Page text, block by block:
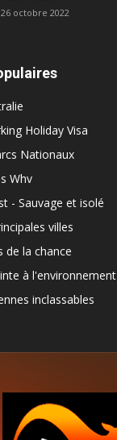
26 octobre 2022
Holiday Visa
Nationaux
Whv
- Sauvage et isolé
villes
de la chance
à l'environnement
inclassables